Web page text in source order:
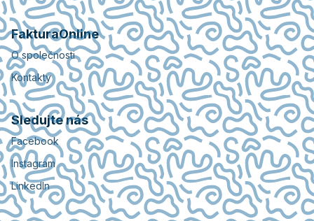
FakturaOnline
O společnosti
Kontakty
Sledujte nás
Facebook
Instagram
LinkedIn